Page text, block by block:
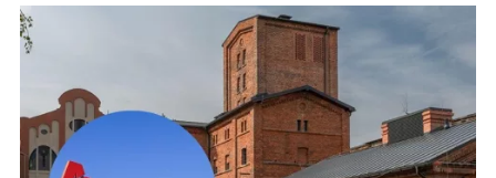
Wg. plotek tylko 40% pracowników dostało podwyżki, nie wiem ile
jest w tym prawdy. Cały rok sumiennej pracy ponad siły i taka
nagroda od pracodawcy.
M
Odpowiedz